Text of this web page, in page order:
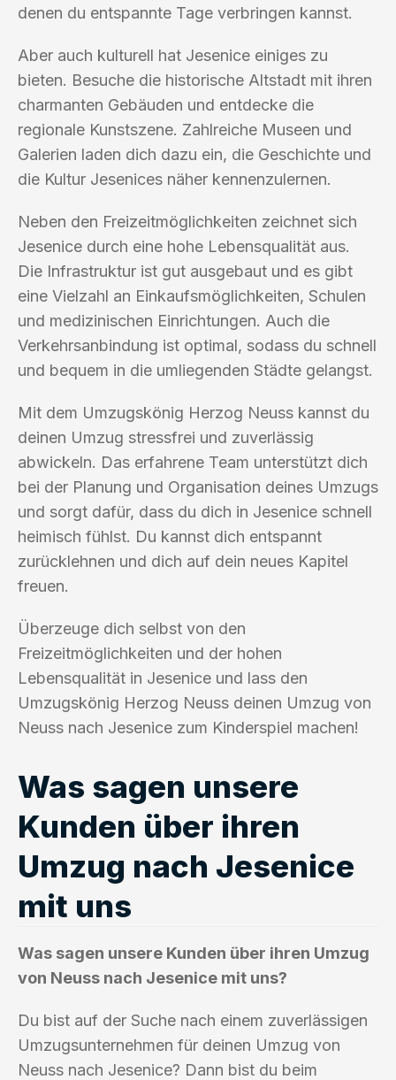
denen du entspannte Tage verbringen kannst.
Aber auch kulturell hat Jesenice einiges zu
bieten. Besuche die historische Altstadt mit ihren
charmanten Gebäuden und entdecke die
regionale Kunstszene. Zahlreiche Museen und
Galerien laden dich dazu ein, die Geschichte und
die Kultur Jesenices näher kennenzulernen.
Neben den Freizeitmöglichkeiten zeichnet sich
Jesenice durch eine hohe Lebensqualität aus.
Die Infrastruktur ist gut ausgebaut und es gibt
eine Vielzahl an Einkaufsmöglichkeiten, Schulen
und medizinischen Einrichtungen. Auch die
Verkehrsanbindung ist optimal, sodass du schnell
und bequem in die umliegenden Städte gelangst.
Mit dem Umzugskönig Herzog Neuss kannst du
deinen Umzug stressfrei und zuverlässig
abwickeln. Das erfahrene Team unterstützt dich
bei der Planung und Organisation deines Umzugs
und sorgt dafür, dass du dich in Jesenice schnell
heimisch fühlst. Du kannst dich entspannt
zurücklehnen und dich auf dein neues Kapitel
freuen.
Überzeuge dich selbst von den
Freizeitmöglichkeiten und der hohen
Lebensqualität in Jesenice und lass den
Umzugskönig Herzog Neuss deinen Umzug von
Neuss nach Jesenice zum Kinderspiel machen!
Was sagen unsere
Kunden über ihren
Umzug nach Jesenice
mit uns
Was sagen unsere Kunden über ihren Umzug
von Neuss nach Jesenice mit uns?
Du bist auf der Suche nach einem zuverlässigen
Umzugsunternehmen für deinen Umzug von
Neuss nach Jesenice? Dann bist du beim